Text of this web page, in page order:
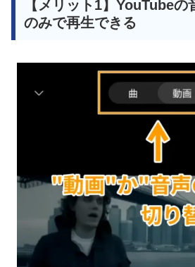
【メリット1】YouTube
のみで再生できる